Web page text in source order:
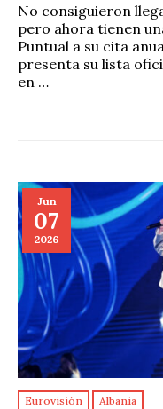
No consiguieron
pero ahora tienen
Puntual a su cita
presenta su lista
en …
Jun
07
2026
Eurovisión Albania